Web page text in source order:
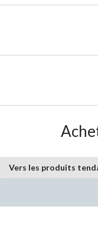
Vers les produits